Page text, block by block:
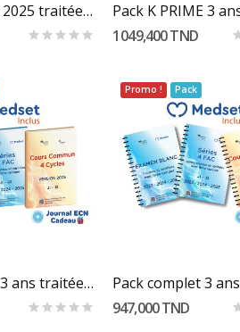
Pack K PRIME 2025 traitées et vérifiées "...
1 049,400 TND
Pack complet 3 ans traitées et vérifiées "...
Promo ! Pack
Ajouter Au Panier
947,000 TND